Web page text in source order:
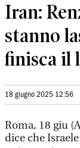
Iran:
stanno
finisca il
18 giugno 2025 12:56
Roma, 18 giu
dice che